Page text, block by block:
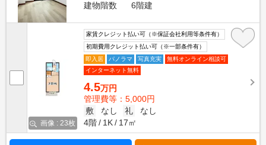
建物階数
6階建
画像 : 23枚
家賃クレジット払い可（※保証会社利用等条件有）
初期費用クレジット払い可（※一部条件有）
即入居
パノラマ 写真充実
無料オンライン相談可
インターネット無料
4.5万円
管理費等：5,000円
敷
なし 礼
なし
4階
1K 17㎡